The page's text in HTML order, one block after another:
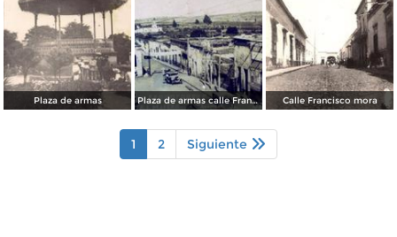
Plaza de armas Plaza de armas calle Francisco i madero Calle Francisco mora
1 2 Siguiente